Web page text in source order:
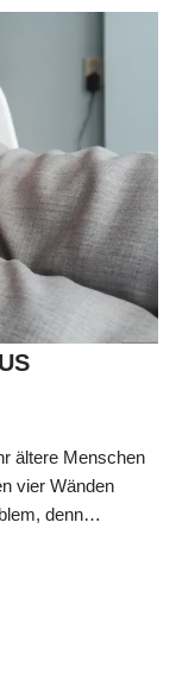
ältere Menschen
vier Wänden
denn…